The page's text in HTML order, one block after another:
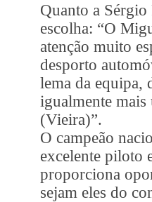
Quanto a
escolha: “O
atenção muito
desporto
lema da equipa,
igualmente
(Vieira)”.
O campeão
excelente piloto
proporciona
sejam eles do